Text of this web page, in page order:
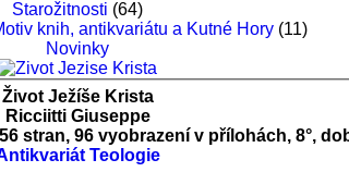
Starožitnosti (64)
knih, antikvariátu a Kutné Hory(11)
Novinky
Život Ježíše Krista
Ricciitti Giuseppe
stran, 96 vyobrazení v přílohách, 8°,
Teologie